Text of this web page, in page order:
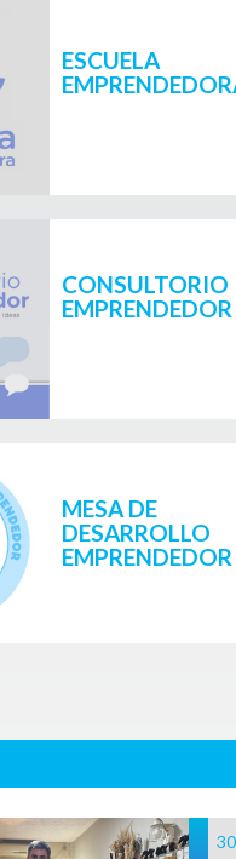
ESCUELA
CONSULTORIO
EMPRENDEDOR
MESA DE
DESARROLLO
EMPRENDEDOR